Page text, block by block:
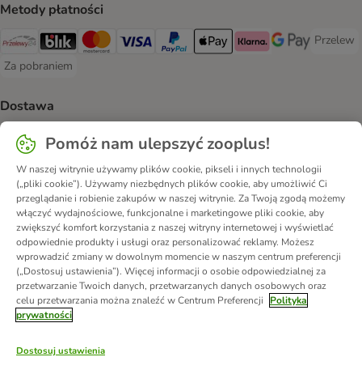
Metody płatności
Przelewy24 Payment Method
Blik Payment Method
MasterCard Payment Method
Visa Payment Method
PayPal Payment Method
Apple Pay Payment Method
Klarna Payment Method
Google Pay
Przelew
Przelew
Za pobraniem
Za pobraniem Payment Method
Dostawa
Bezpieczeństwo
Security Security Security Security
O nas Kariera - Kraków
Corporate Website
Pomóż nam ulepszyć zooplus!
W naszej witrynie używamy plików cookie, pikseli i innych technologii
(„pliki cookie”). Używamy niezbędnych plików cookie, aby umożliwić Ci
przeglądanie i robienie zakupów w naszej witrynie. Za Twoją zgodą możemy
włączyć wydajnościowe, funkcjonalne i marketingowe pliki cookie, aby
zwiększyć komfort korzystania z naszej witryny internetowej i wyświetlać
odpowiednie produkty i usługi oraz personalizować reklamy. Możesz
wprowadzić zmiany w dowolnym momencie w naszym centrum preferencji
(„Dostosuj ustawienia”). Więcej informacji o osobie odpowiedzialnej za
przetwarzanie Twoich danych, przetwarzanych danych osobowych oraz
celu przetwarzania można znaleźć w Centrum Preferencji
Polityka
prywatności
Dostosuj ustawienia